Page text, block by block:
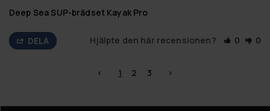
Deep Sea SUP-brädset Kayak Pro
DELA Hjälpte den här recensionen? 0 0
< 1 2 3 >